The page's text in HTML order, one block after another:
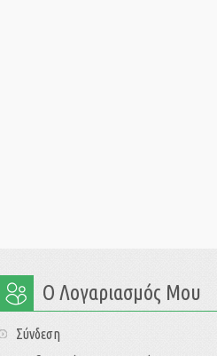
Ο Λογαριασμός Μου
Σύνδεση